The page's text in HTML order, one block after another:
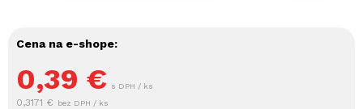
Cena na e-shope:
0,39 € s DPH / ks
0,3171 € bez DPH / ks